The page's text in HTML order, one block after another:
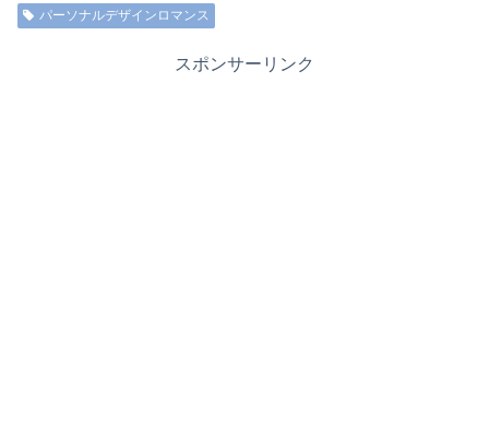
パーソナルデザインロマンス
スポンサーリンク